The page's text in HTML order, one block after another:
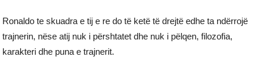
Ronaldo te skuadra e tij e re do të ketë të drejtë edhe ta ndërrojë
trajnerin, nëse atij nuk i përshtatet dhe nuk i pëlqen, filozofia,
karakteri dhe puna e trajnerit.